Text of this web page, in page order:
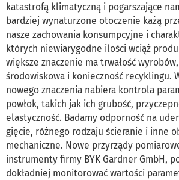
katastrofą klimatyczną i pogarszające
bardziej wynaturzone otoczenie każą
nasze zachowania konsumpcyjne i
których niewiarygodne ilości wciąż
większe znaczenie ma trwałość
środowiskowa i konieczność recyklingu.
nowego znaczenia nabiera kontrola
powłok, takich jak ich grubość,
elastyczność. Badamy odporność na
gięcie, różnego rodzaju ścieranie i inne
mechaniczne. Nowe przyrządy
instrumenty firmy BYK Gardner GmbH,
dokładniej monitorować wartości